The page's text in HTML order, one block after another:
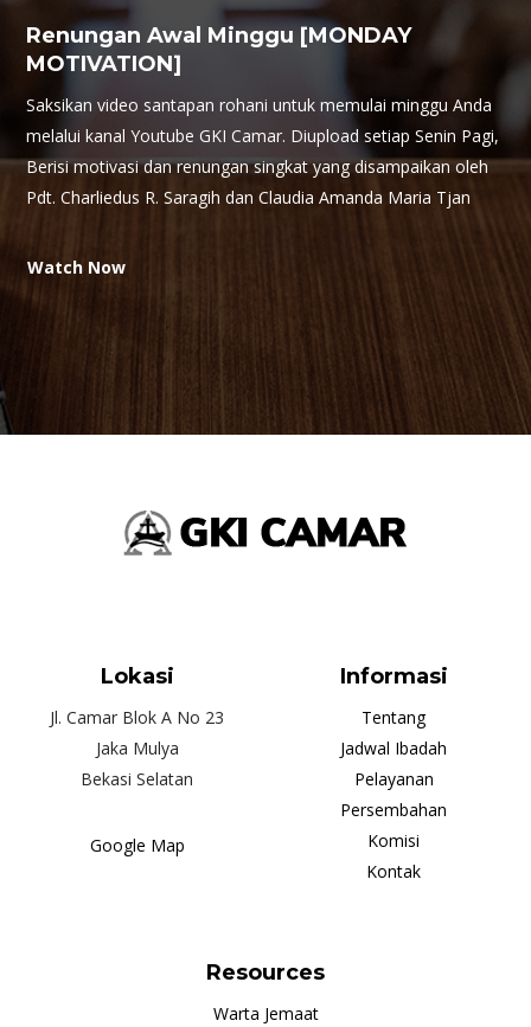
Renungan Awal Minggu [MONDAY
MOTIVATION]
Saksikan video santapan rohani untuk memulai minggu Anda
melalui kanal Youtube GKI Camar. Diupload setiap Senin Pagi,
Berisi motivasi dan renungan singkat yang disampaikan oleh
Pdt. Charliedus R. Saragih dan Claudia Amanda Maria Tjan
Watch Now
Lokasi
Jl. Camar Blok A No 23
Jaka Mulya
Bekasi Selatan
Google Map
Informasi
Tentang
Jadwal Ibadah
Pelayanan
Persembahan
Komisi
Kontak
Resources
Warta Jemaat